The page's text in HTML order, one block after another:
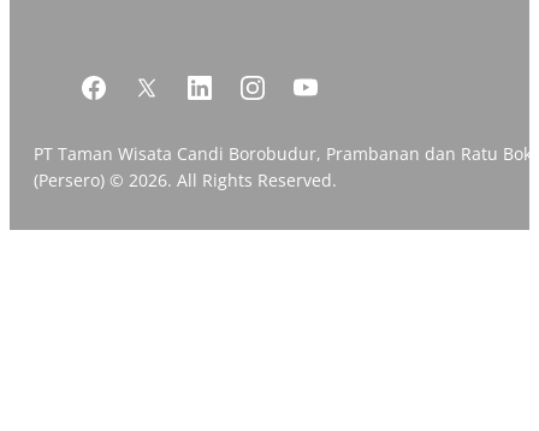
PT Taman Wisata Candi Borobudur, Prambanan dan Ratu
(Persero) © 2026. All Rights Reserved.